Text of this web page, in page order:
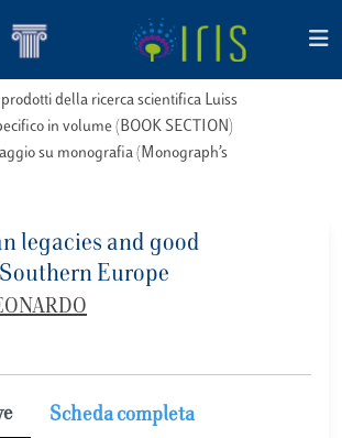
della ricerca scientifica Luiss
in volume (BOOK SECTION)
su monografia (Monograph’s
legacies and good
Europe
Scheda completa